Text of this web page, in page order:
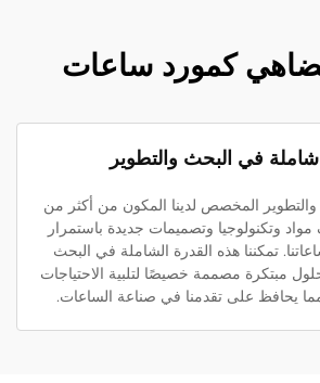
تضاهي كمورد ساعات
في البحث والتطوير
المخصص لدينا المكون من أكثر من
مواد وتكنولوجيا وتصميمات جديدة باستمرار
تمكننا هذه القدرة الشاملة في البحث
مبتكرة مصممة خصيصًا لتلبية الاحتياجات
مما يحافظ على تقدمنا في صناعة الساعات.